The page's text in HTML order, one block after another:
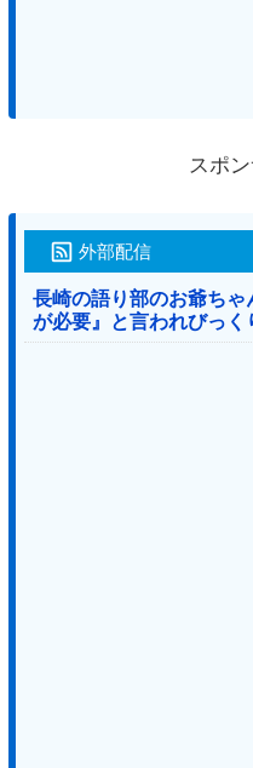
スポ
外部配信
長崎の語り部のお爺ちゃ
が必要』と言われびっく